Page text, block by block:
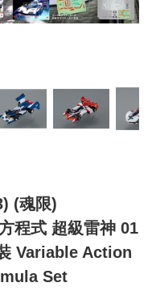
(魂限)
程式 超級雷神 01
Variable Action
Set